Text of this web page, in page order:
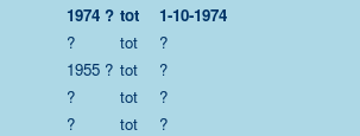
1974 ? tot
1-10-1974
? tot
?
1955 ? tot
?
? tot
?
? tot
?